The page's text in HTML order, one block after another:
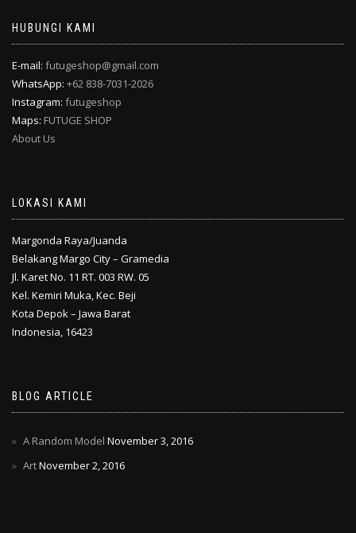
HUBUNGI KAMI
E-mail: futugeshop@gmail.com
WhatsApp: +62 838-7031-2026
Instagram: futugeshop
Maps: FUTUGE SHOP
About Us
LOKASI KAMI
Margonda Raya/Juanda
Belakang Margo City – Gramedia
Jl. Karet No. 11 RT. 003 RW. 05
Kel. Kemiri Muka, Kec. Beji
Kota Depok – Jawa Barat
Indonesia, 16423
BLOG ARTICLE
A Random Model November 3, 2016
ArtNovember 2, 2016